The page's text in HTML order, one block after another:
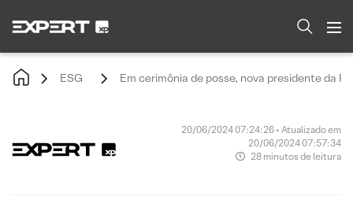
ESG Em cerimônia de posse, nova presidente da
20/06/2024 07:24:26 • Atualizado em
20/06/2024 07:57:34
28 minutos de leitura